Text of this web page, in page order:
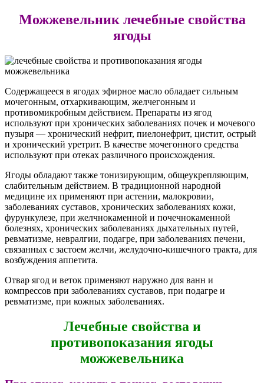
Можжевельник лечебные свойства
ягоды
Содержащееся в ягодах эфирное масло обладает сильным
мочегонным, отхаркивающим, желчегонным и
противомикробным действием. Препараты из ягод
используют при хронических заболеваниях почек и мочевого
пузыря — хронический нефрит, пиелонефрит, цистит, острый
и хронический уретрит. В качестве мочегонного средства
используют при отеках различного происхождения.
Ягоды обладают также тонизирующим, общеукрепляющим,
слабительным действием. В традиционной народной
медицине их применяют при астении, малокровии,
заболеваниях суставов, хронических заболеваниях кожи,
фурункулезе, при желчнокаменной и почечнокаменной
болезнях, хронических заболеваниях дыхательных путей,
ревматизме, невралгии, подагре, при заболеваниях печени,
связанных с застоем желчи, желудочно-кишечного тракта, для
возбуждения аппетита.
Отвар ягод и веток применяют наружно для ванн и
компрессов при заболеваниях суставов, при подагре и
ревматизме, при кожных заболеваниях.
Лечебные свойства и
противопоказания ягоды
можжевельника